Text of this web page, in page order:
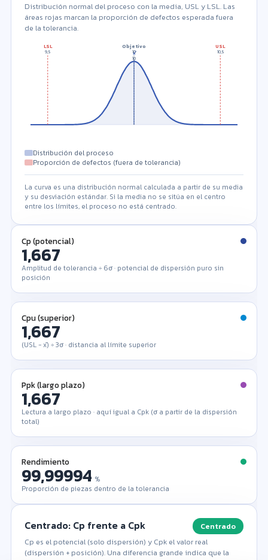
Distribución normal del proceso con la media, USL y LSL. Las
áreas rojas marcan la proporción de defectos esperada fuera
de la tolerancia.
x̄
10
Objetivo
10
LSL
9,5
USL
10,5
Distribución del proceso
Proporción de defectos (fuera de tolerancia)
La curva es una distribución normal calculada a partir de su media
y su desviación estándar. Si la media no se sitúa en el centro
entre los límites, el proceso no está centrado.
Cp (potencial)
1,667
Amplitud de tolerancia ÷ 6σ · potencial de dispersión puro sin
posición
Cpu (superior)
1,667
(USL − x̄) ÷ 3σ · distancia al límite superior
Ppk (largo plazo)
1,667
Lectura a largo plazo · aquí igual a Cpk (σ a partir de la dispersión
total)
Rendimiento
99,99994 %
Proporción de piezas dentro de la tolerancia
Centrado: Cp frente a Cpk
Centrado
Cp es el potencial (solo dispersión) y Cpk el valor real
(dispersión + posición). Una diferencia grande indica que la